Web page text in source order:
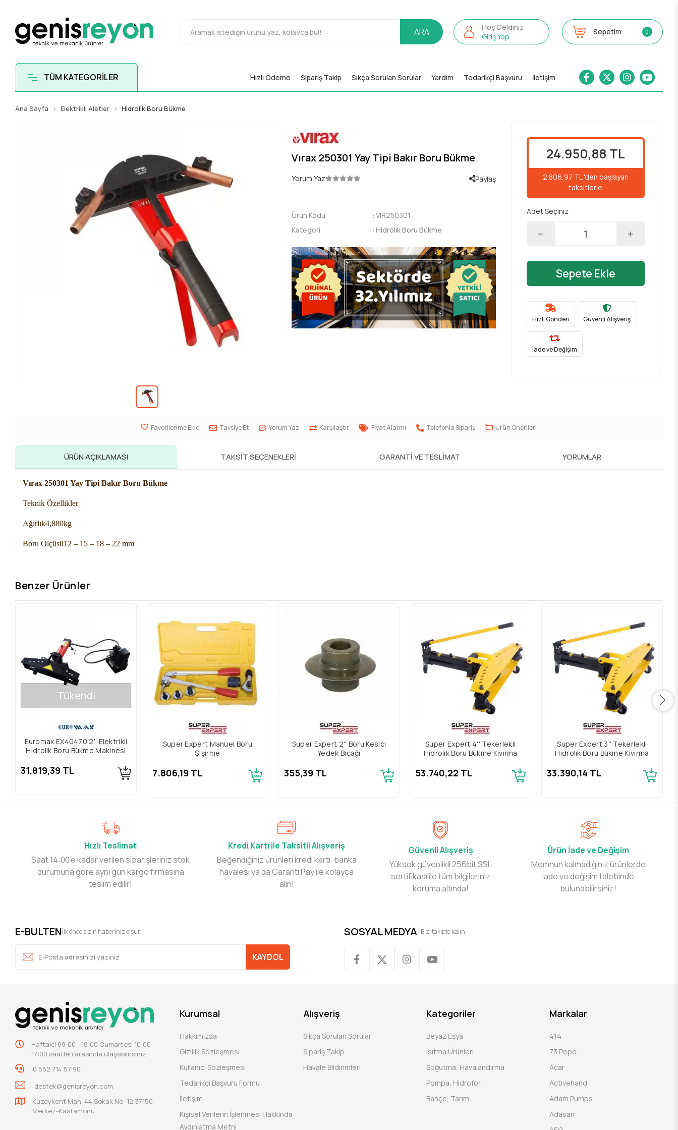
ARA
Hoş Geldiniz
Giriş Yap
Sepetim 0
TÜM KATEGORİLER Hızlı Ödeme Sipariş Takip Sıkça Sorulan Sorular Yardım Tedarikçi Başvuru İletişim
Ana Sayfa Elektrikli Aletler Hidrolik Boru Bükme
Vırax 250301 Yay Tipi Bakır Boru Bükme
Yorum Yaz Paylaş
Ürün Kodu :VIR250301
Kategori
:Hidrolik Boru Bükme
24.950,88 TL
2.806,97 TL 'den başlayan
taksitlerle
Adet Seçiniz
Sepete Ekle
Hızlı Gönderi Güvenli Alışveriş
İade ve Değişim
Favorilerime Ekle Tavsiye Et Yorum Yaz Karşılaştır Fiyat Alarmı Telefonla Sipariş Ürün Önerileri
ÜRÜN AÇIKLAMASI TAKSIT SEÇENEKLERI GARANTI VE TESLIMAT YORUMLAR
Vırax 250301 Yay Tipi Bakır Boru Bükme
Teknik Özellikler
Ağırlık4,880kg
Boru Ölçüsü12 – 15 – 18 – 22 mm
Benzer Ürünler
Tükendi
Euromax EX40470 2'' Elektrikli
Hidrolik Boru Bükme Makinesi
31.819,39 TL
Super Expert Manuel Boru
Şişirme
7.806,19 TL
Super Expert 2'' Boru Kesici
Yedek Bıçağı
355,39 TL
Super Expert 4'' Tekerlekli
Hidrolik Boru Bükme Kıvırma
53.740,22 TL
Super Expert 3'' Tekerlekli
Hidrolik Boru Bükme Kıvırma
33.390,14 TL
Hızlı Teslimat
Saat 14:00’e kadar verilen siparişleriniz stok
durumuna göre aynı gün kargo firmasına
teslim edilir!
Kredi Kartı ile Taksitli Alışveriş
Beğendiğiniz ürünleri kredi kartı, banka
havalesi ya da Garanti Pay ile kolayca
alın!
Güvenli Alışveriş
Yüksek güvenlikli 256bit SSL
sertifikası ile tüm bilgileriniz
koruma altında!
Ürün İade ve Değişim
Memnun kalmadığınız ürünlerde
iade ve değişim talebinde
bulunabilirsiniz!
E-BULTENİlk önce sizin haberiniz olsun
KAYDOL
SOSYAL MEDYA- Bizi takipte kalın
Haftaiçi 09:00 - 18:00 Cumartesi 10:00 -
17:00 saatleri arasında ulaşabilirsiniz.
0 552 714 57 90
destek@genisreyon.com
Kuzeykent Mah. 44.Sokak No: 12 37150
Merkez-Kastamonu
Kurumsal
Hakkımızda
Gizlilik Sözleşmesi
Kullanıcı Sözleşmesi
Tedarikçi Başvuru Formu
İletişim
Kişisel Verilerin İşlenmesi Hakkında
Aydınlatma Metni
Alışveriş
Sıkça Sorulan Sorular
Sipariş Takip
Havale Bildirimleri
Kategoriler
Beyaz Eşya
Isıtma Ürünleri
Soğutma, Havalandırma
Pompa, Hidrofor
Bahçe, Tarım
Markalar
414
73 Pepe
Acar
Activehand
Adam Pumps
Adasan